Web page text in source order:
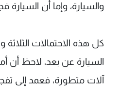
والسيارة، وإما أن
كل هذه الاحتمالات
السيارة عن بعد، لاحظ أن
آلات متطورة، فعمد إلى